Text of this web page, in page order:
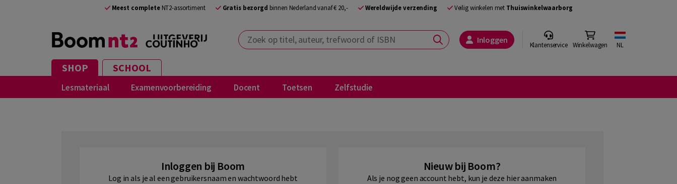
Meest completeNT2-assortiment Gratis bezorgd binnen Nederland vanaf € 20,- Wereldwijde verzending Veilig winkelen met Thuiswinkelwaarborg
Zoek op titel, auteur, trefwoord of ISBN Inloggen Klantenservice Winkelwagen NL
SHOP SCHOOL
Lesmateriaal Examenvoorbereiding Docent Toetsen Zelfstudie
Inloggen bij Boom
Log in als je al een gebruikersnaam en wachtwoord hebt
Nieuw bij Boom?
Als je nog geen account hebt, kun je deze hier aanmaken